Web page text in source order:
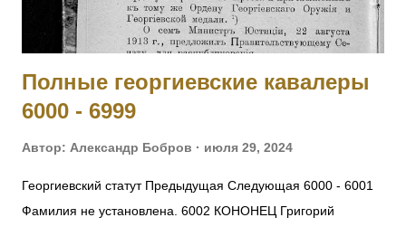
1017 - 1019 Фамилия не установлена. 1020 ШИШКИН
Николай Семенович — 243 пех. Холмский полк, 13 ...
Полные георгиевские кавалеры
6000 - 6999
Автор: Александр Бобров июля 29, 2024
Георгиевский статут Предыдущая Следующая 6000 - 6001
Фамилия не установлена. 6002 КОНОНЕЦ Григорий